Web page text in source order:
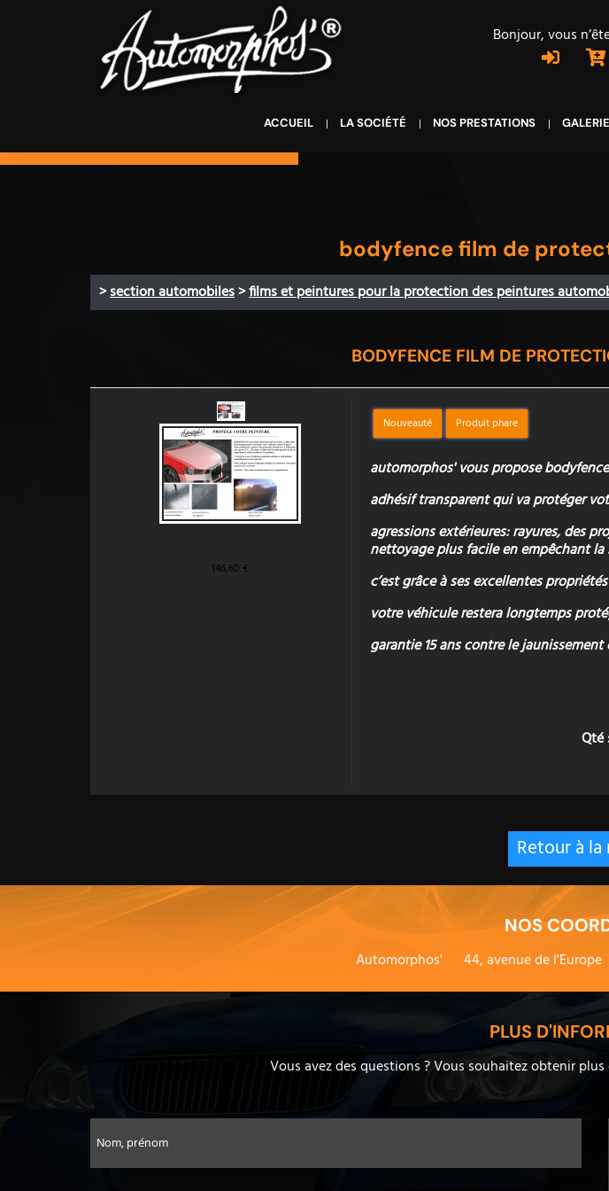
Bonjour, vous
ACCUEIL LA SOCIÉTÉ NOS PRESTATIONS
bodyfence film de
>section automobiles>films et peintures pour la protection des peintures
BODYFENCE FILM DE
146,60 €
Nouveauté Produit phare
automorphos' vous propose
adhésif transparent qui va protéger
agressions extérieures: rayures, des
nettoyage plus facile en empêchant
c’est grâce à ses excellentes
votre véhicule restera longtemps
garantie 15 ans contre le
Qté
Retour à
NOS
Automorphos'
44, avenue de l'Europe
PLUS
Vous avez des questions ? Vous souhaitez obtenir
Nom, prénom